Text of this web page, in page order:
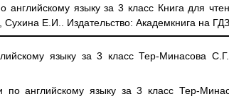
английскому языку за 3 класс Книга для
Е.И.. Издательство: Академкнига на
языку за 3 класс Тер-Минасова
по английскому языку за 3 класс Тер-